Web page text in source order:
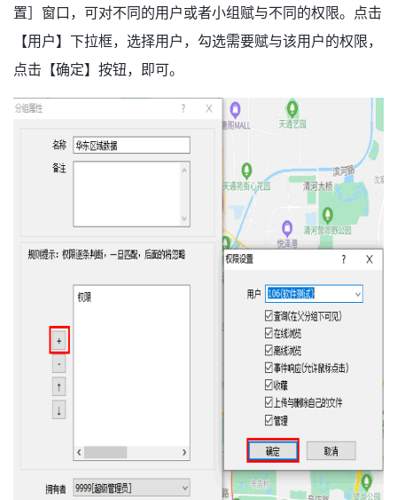
置］窗口，可对不同的用户或者小组赋与不同的权限。点击
【用户】下拉框，选择用户，勾选需要赋与该用户的权限，
点击【确定】按钮，即可。